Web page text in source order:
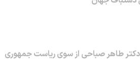
دکتر طاهر صباحی از سوی ریاست جمهوری